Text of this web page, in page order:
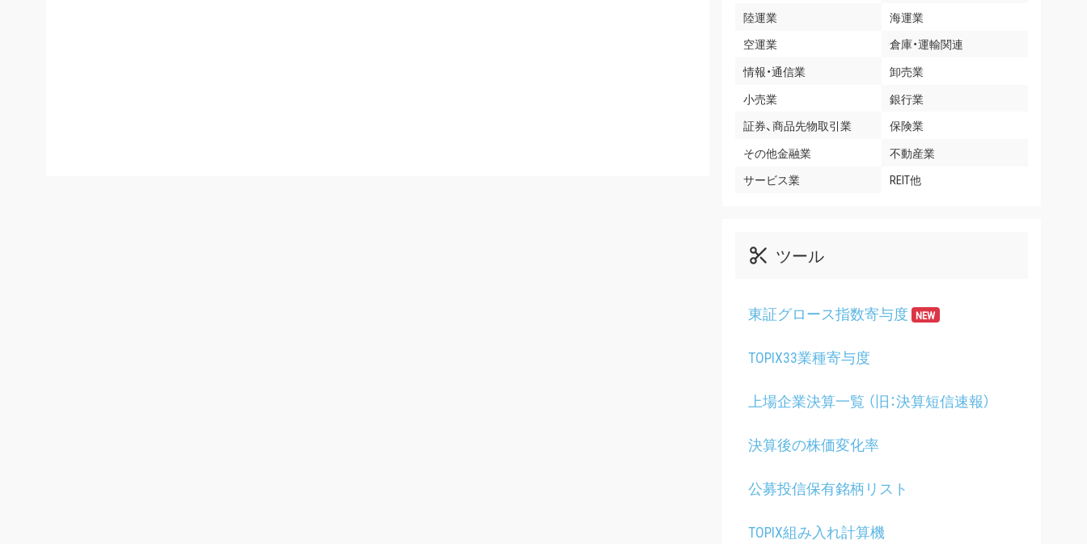
陸運業
海運業
空運業
倉庫・運輸関連
情報・通信業
卸売業
小売業
銀行業
証券、商品先物取引業
保険業
その他金融業
不動産業
サービス業
REIT他
ツール
東証グロース指数寄与度 NEW
TOPIX33業種寄与度
上場企業決算一覧 （旧：決算短信速報）
決算後の株価変化率
公募投信保有銘柄リスト
TOPIX組み入れ計算機